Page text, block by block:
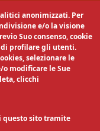
anonimizzati. Per
e/o la visione
Suo consenso, cookie
di profilare gli utenti.
selezionare le
modificare le Sue
clicchi
questo sito tramite